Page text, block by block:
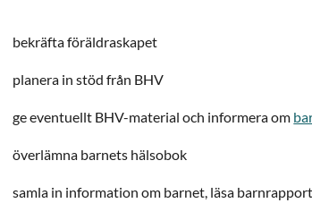
bekräfta föräldraskapet
planera in stöd från BHV
ge eventuellt BHV-material och informera om
överlämna barnets hälsobok
samla in information om barnet, läsa